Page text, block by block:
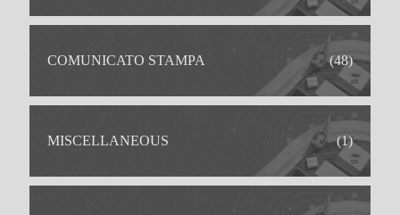
COMUNICATO STAMPA (48)
MISCELLANEOUS (1)